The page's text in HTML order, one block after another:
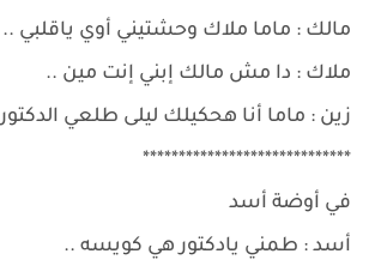
مالك : ماما ملاك وحشتيني أوي ياقلبي ..
ملاك : دا مش مالك إبني إنت مين ..
زين : ماما أنا هحكيلك ليلى طلعي
*****************************
في أوضة أسد
أسد : طمني يادكتور هي كويسه ..